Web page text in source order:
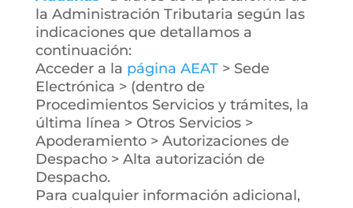
la Administración Tributaria según las
indicaciones que detallamos a
continuación:
Acceder a la página AEAT> Sede
Electrónica > (dentro de
Procedimientos Servicios y trámites, la
última línea > Otros Servicios >
Apoderamiento > Autorizaciones de
Despacho > Alta autorización de
Despacho.
Para cualquier información adicional,